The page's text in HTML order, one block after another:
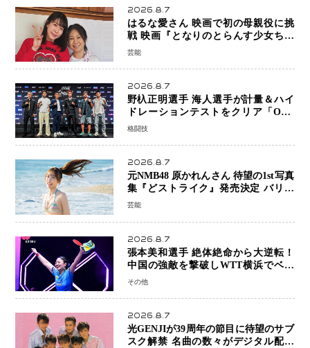
2026.8.7
はるな愛さん 映画で初の母親役に挑
戦 映画『となりのとらんす少女ちゃ
ん』11月7日公開 未来の自分との対話
芸能
2026.8.7
野杁正明選手 海人選手が計量＆ハイ
ドレーションテストをクリア「ONE
SAMURAI 2」決戦へ万全の準備整う
格闘技
2026.8.7
元NMB48 原かれんさん 待望の1st写真
集『どストライク』発売決定 バリで
魅せる25歳の新境地
芸能
2026.8.7
張本美和選手 絶体絶命から大逆転！
中国の強敵を撃破しWTT横浜でベス
ト8進出
その他
2026.8.7
光GENJIが39周年の節目に待望のサブ
スク解禁 名曲の数々がデジタル配信